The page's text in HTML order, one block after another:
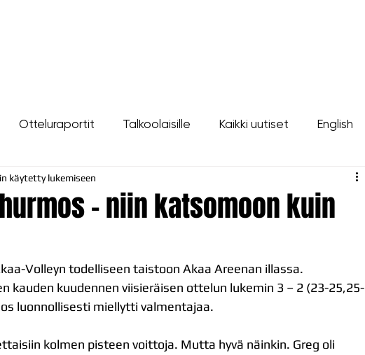
Otteluraportit Talkoolaisille Kaikki uutiset English
- niin katsomoon kuin
käytetty lukemiseen
Volleyn todelliseen taistoon Akaa Areenan illassa.
kauden kuudennen viisieräisen ottelun lukemin 3 – 2 (23-25,25-
luonnollisesti miellytti valmentajaa.
kolmen pisteen voittoja. Mutta hyvä näinkin. Greg oli